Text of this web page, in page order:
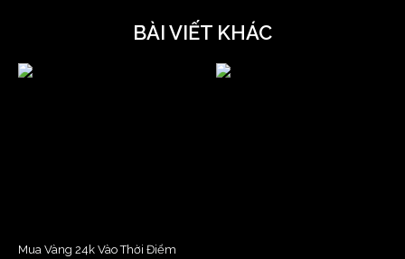
BÀI VIẾT KHÁC
Mua Vàng 24k Vào Thời Điểm